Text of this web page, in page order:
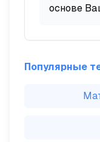
основе
Популярные